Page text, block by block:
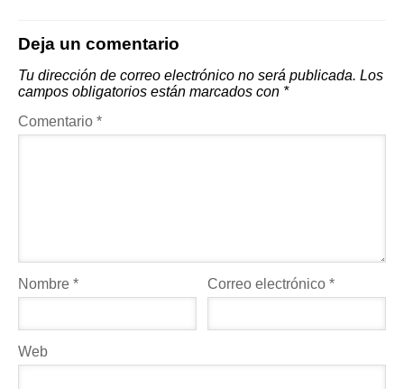
Deja un comentario
Tu dirección de correo electrónico no será publicada. Los
campos obligatorios están marcados con *
Comentario *
Nombre * Correo electrónico*
Web